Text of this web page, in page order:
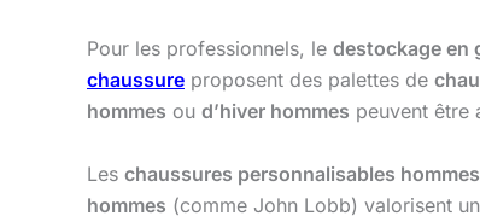
Pour les professionnels, le destockage en
chaussure proposent des palettes de
hommes ou d’hiver hommes peuvent être
Les chaussures personnalisables hommes
hommes (comme John Lobb) valorisent